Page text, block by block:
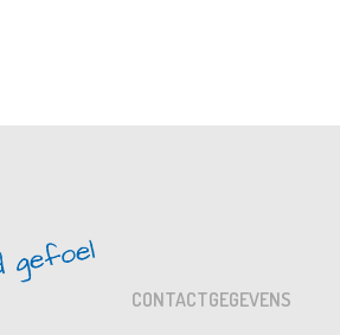
CONTACTGEGEVENS